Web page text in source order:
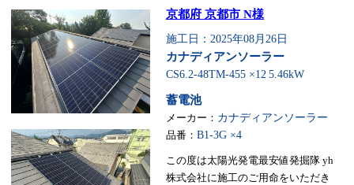
京都府 京都市 N様
施工日：2025年08月26日
カナディアンソーラー
CS6.2-48TM-455 ×12 5.46kW
蓄電池
メーカー： カナディアンソーラー
品番： B1-3G ×4
この度は太陽光発電最安値発掘隊 yh
株式会社に施工のご用命をいただき